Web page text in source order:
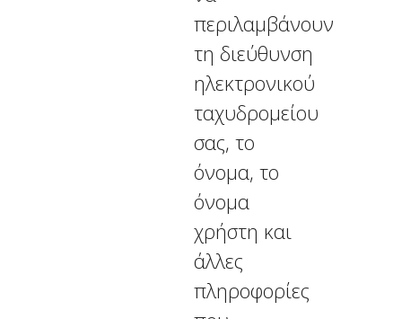
περιλαμβάνουν
τη διεύθυνση
ηλεκτρονικού
ταχυδρομείου
σας, το
όνομα, το
όνομα
χρήστη και
άλλες
πληροφορίες